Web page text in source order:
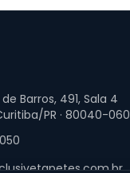
Barros, 491, Sala 4
PR · 80040-060